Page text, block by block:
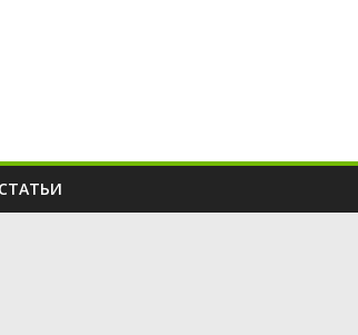
СТАТЬИ